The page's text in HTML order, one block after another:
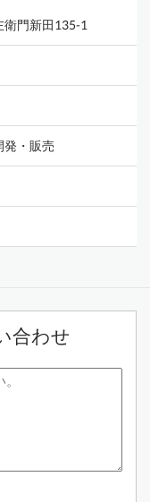
門新田135-1
発・販売
合わせ